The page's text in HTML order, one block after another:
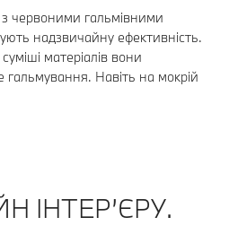
червоними гальмівними
надзвичайну ефективність.
матеріалів вони
гальмування. Навіть на мокрій
ІНТЕР’ЄРУ.